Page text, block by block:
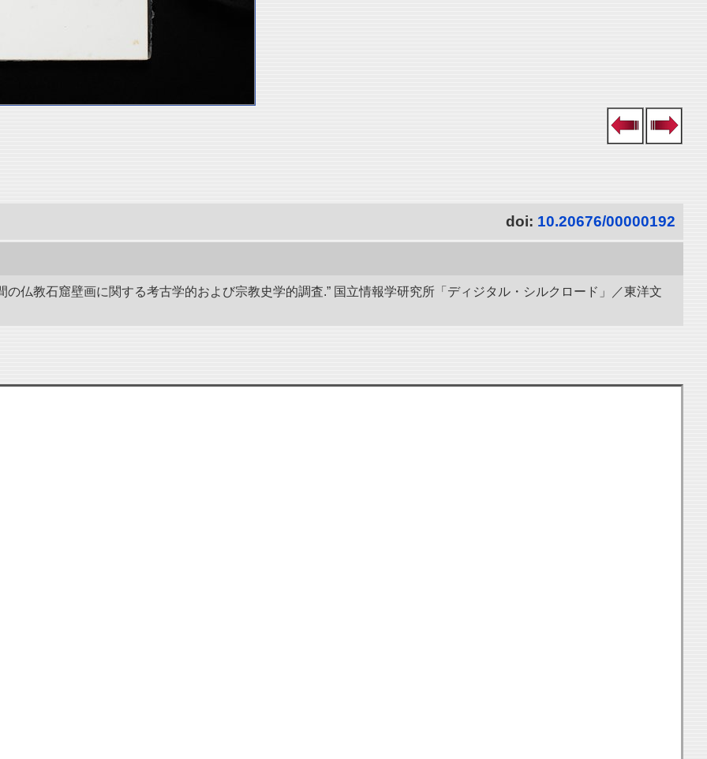
doi: 10.20676/00000192
仏教石窟壁画に関する考古学的および宗教史学的調査.” 国立情報学研究所「ディジタル・シルクロード」／東洋文